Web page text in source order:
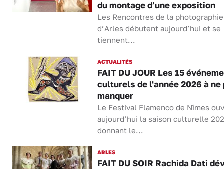
du montage d’une exposition
Les Rencontres de la photographie
d’Arles débutent aujourd’hui et se
tiennent...
ACTUALITÉS
FAIT DU JOUR Les 15
culturels de l'année 2026 à ne
manquer
Le Festival Flamenco de Nîmes
aujourd’hui la saison culturelle
donnant le...
ARLES
FAIT DU SOIR Rachida Dati